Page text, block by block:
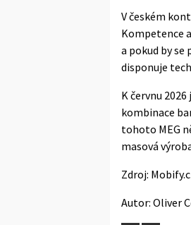
V českém
Kompetence
a pokud by
disponuje
K červnu
kombinace
tohoto MEG
masová
Zdroj:
Autor: Oliver